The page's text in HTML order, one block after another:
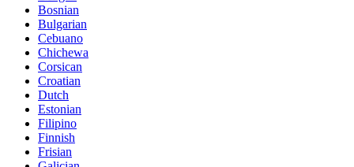
Bosnian
Bulgarian
Cebuano
Chichewa
Corsican
Croatian
Dutch
Estonian
Filipino
Finnish
Frisian